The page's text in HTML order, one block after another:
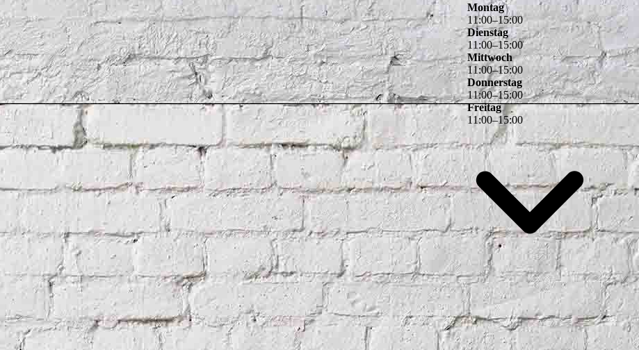
Montag
11:00–15:00
Dienstag
11:00–15:00
Mittwoch
11:00–15:00
Donnerstag
11:00–15:00
Freitag
11:00–15:00